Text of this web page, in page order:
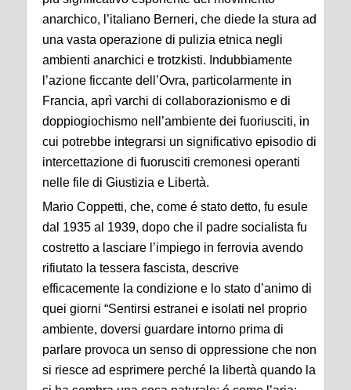
anarchico, l’italiano Berneri, che diede la stura ad
una vasta operazione di pulizia etnica negli
ambienti anarchici e trotzkisti. Indubbiamente
l’azione ficcante dell’Ovra, particolarmente in
Francia, aprì varchi di collaborazionismo e di
doppiogiochismo nell’ambiente dei fuoriusciti, in
cui potrebbe integrarsi un significativo episodio di
intercettazione di fuorusciti cremonesi operanti
nelle file di Giustizia e Libertà.
Mario Coppetti, che, come é stato detto, fu esule
dal 1935 al 1939, dopo che il padre socialista fu
costretto a lasciare l’impiego in ferrovia avendo
rifiutato la tessera fascista, descrive
efficacemente la condizione e lo stato d’animo di
quei giorni “Sentirsi estranei e isolati nel proprio
ambiente, doversi guardare intorno prima di
parlare provoca un senso di oppressione che non
si riesce ad esprimere perché la libertà quando la